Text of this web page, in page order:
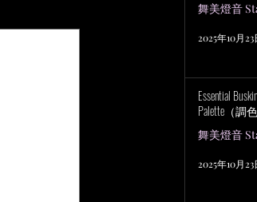
舞美燈音
2025年10月23
Essential
Palette（調
舞美燈音
2025年10月23